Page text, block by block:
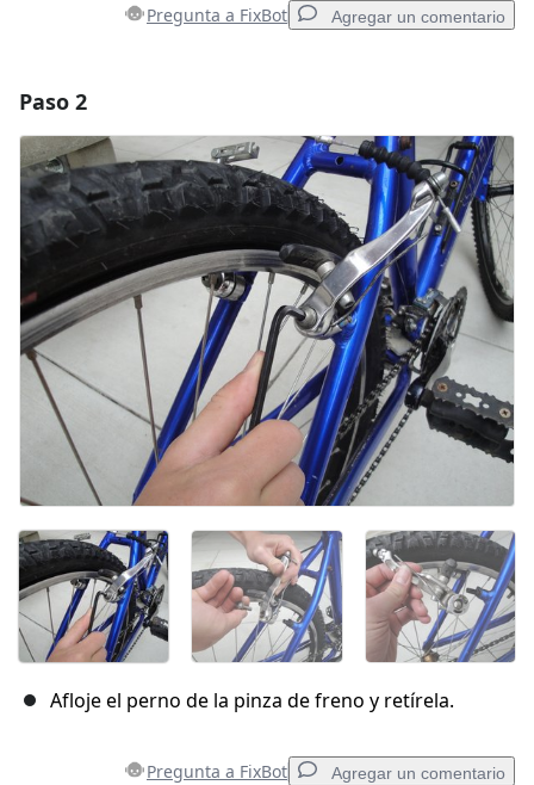
Pregunta a FixBot Agregar un comentario
Agregar Comentario
Cancelar Publicar comentario
Paso 2
Afloje el perno de la pinza de freno y retírela.
Pregunta a FixBot Agregar un comentario